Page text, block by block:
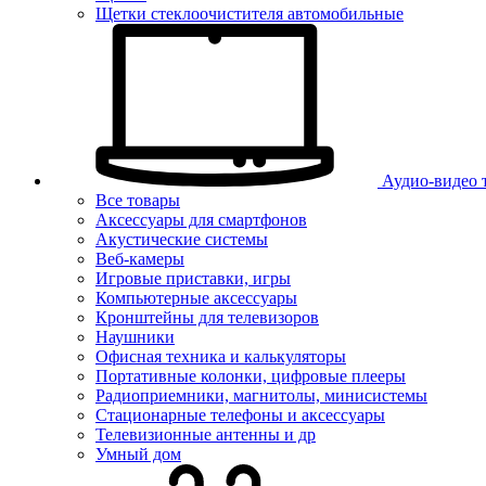
Щетки стеклоочистителя автомобильные
Аудио-видео
Все товары
Аксессуары для смартфонов
Акустические системы
Веб-камеры
Игровые приставки, игры
Компьютерные аксессуары
Кронштейны для телевизоров
Наушники
Офисная техника и калькуляторы
Портативные колонки, цифровые плееры
Радиоприемники, магнитолы, минисистемы
Стационарные телефоны и аксессуары
Телевизионные антенны и др
Умный дом